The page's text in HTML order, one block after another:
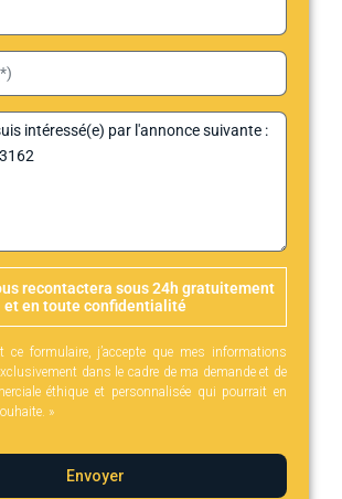
recontactera sous 24h gratuitement
et en toute confidentialité
ce formulaire, j’accepte que mes informations
dans le cadre de ma demande et de
éthique et personnalisée qui pourrait en
»
Envoyer